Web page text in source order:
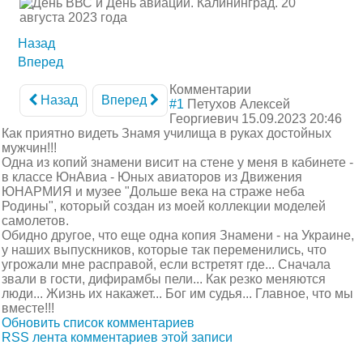
Назад
Вперед
Назад Вперед
Комментарии
#1 Петухов Алексей
Георгиевич 15.09.2023 20:46
Как приятно видеть Знамя училища в руках достойных
мужчин!!!
Одна из копий знамени висит на стене у меня в кабинете -
в классе ЮнАвиа - Юных авиаторов из Движения
ЮНАРМИЯ и музее "Дольше века на страже неба
Родины", который создан из моей коллекции моделей
самолетов.
Обидно другое, что еще одна копия Знамени - на Украине,
у наших выпускников, которые так переменились, что
угрожали мне расправой, если встретят где... Сначала
звали в гости, дифирамбы пели... Как резко меняются
люди... Жизнь их накажет... Бог им судья... Главное, что мы
вместе!!!
Обновить список комментариев
RSS лента комментариев этой записи